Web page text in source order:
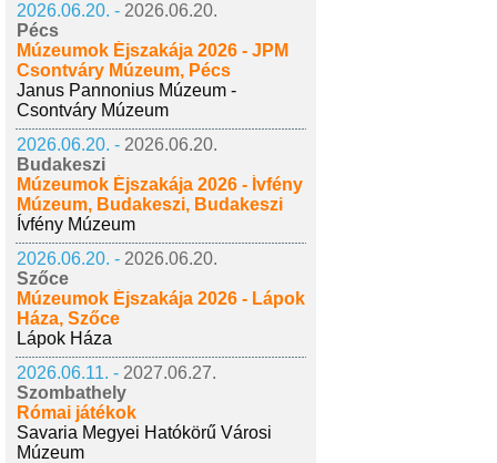
2026.06.20. - 2026.06.20.
Pécs
Múzeumok Éjszakája 2026 - JPM
Csontváry Múzeum, Pécs
Janus Pannonius Múzeum -
Csontváry Múzeum
2026.06.20. - 2026.06.20.
Budakeszi
Múzeumok Éjszakája 2026 - Ívfény
Múzeum, Budakeszi, Budakeszi
Ívfény Múzeum
2026.06.20. - 2026.06.20.
Szőce
Múzeumok Éjszakája 2026 - Lápok
Háza, Szőce
Lápok Háza
2026.06.11. - 2027.06.27.
Szombathely
Római játékok
Savaria Megyei Hatókörű Városi
Múzeum